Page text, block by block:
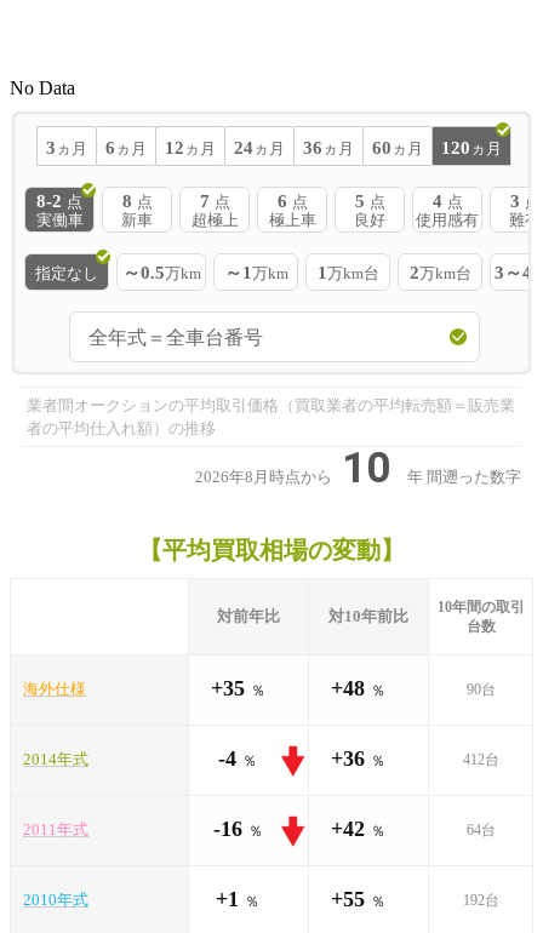
No Data
3 ヵ月 6 ヵ月 12 ヵ月 24 ヵ月 36 ヵ月 60 ヵ月 120 ヵ月
8-2 点
実働車
8 点
新車
7 点
超極上
6 点
極上車
5 点
良好
4 点
使用感有
3 点
難有
指定なし ～0.5万km ～1 万km 1 万km台 2万km台 3～4
業者間オークションの平均取引価格（買取業者の平均転売額＝販売業
者の平均仕入れ額）の推移
2026年8月時点から 10 年 間遡った数字
【平均買取相場の変動】
対前年比 対10年前比
10年間の取引
台数
海外仕様 +35 ％ +48 ％ 90台
2014年式 -4 ％ +36 ％ 412台
2011年式 -16 ％ +42 ％ 64台
2010年式 +1 ％ +55 ％ 192台